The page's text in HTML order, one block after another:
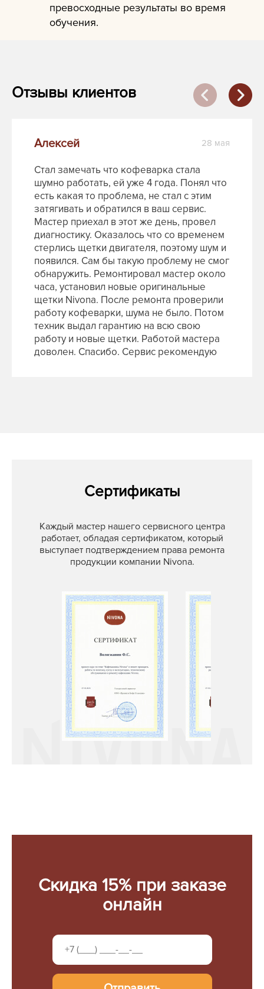
превосходные результаты во время
обучения.
Отзывы клиентов
Алексей 28 мая
Стал замечать что кофеварка стала
шумно работать, ей уже 4 года. Понял что
есть какая то проблема, не стал с этим
затягивать и обратился в ваш сервис.
Мастер приехал в этот же день, провел
диагностику. Оказалось что со временем
стерлись щетки двигателя, поэтому шум и
появился. Сам бы такую проблему не смог
обнаружить. Ремонтировал мастер около
часа, установил новые оригинальные
щетки Nivona. После ремонта проверили
работу кофеварки, шума не было. Потом
техник выдал гарантию на всю свою
работу и новые щетки. Работой мастера
доволен. Спасибо. Сервис рекомендую
Сертификаты
Каждый мастер нашего сервисного центра
работает, обладая сертификатом, который
выступает подтверждением права ремонта
продукции компании Nivona.
Скидка 15% при заказе
онлайн